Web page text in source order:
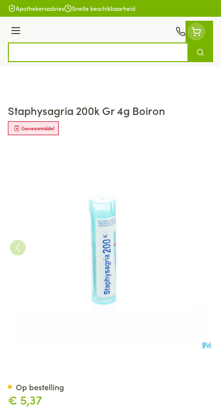
Ga naar de inhoud
Apothekersadvies Snelle beschikbaarheid
Menu
Zoek
Staphysagria 200k Gr 4g Boiron
Geneesmiddel
€ 5,37
Op bestelling